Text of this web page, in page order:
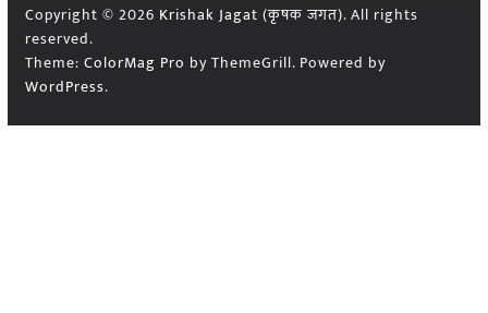
Copyright © 2026 Krishak Jagat (कृषक जगत). All rights
reserved.
Theme: ColorMag Pro by ThemeGrill. Powered by
WordPress.